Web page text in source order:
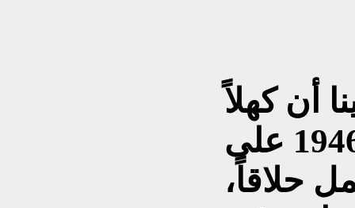
أن كهلاً
وقف ذات يوم من عام 1946 على
حلاقاً،